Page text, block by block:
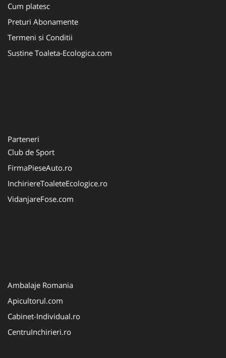
Cum platesc
Preturi Abonamente
Termeni si Conditii
Sustine Toaleta-Ecologica.com
Parteneri
Club de Sport
FirmaPieseAuto.ro
InchiriereToaleteEcologice.ro
VidanjareFose.com
Ambalaje Romania
Apicultorul.com
Cabinet-Individual.ro
CentruInchirieri.ro